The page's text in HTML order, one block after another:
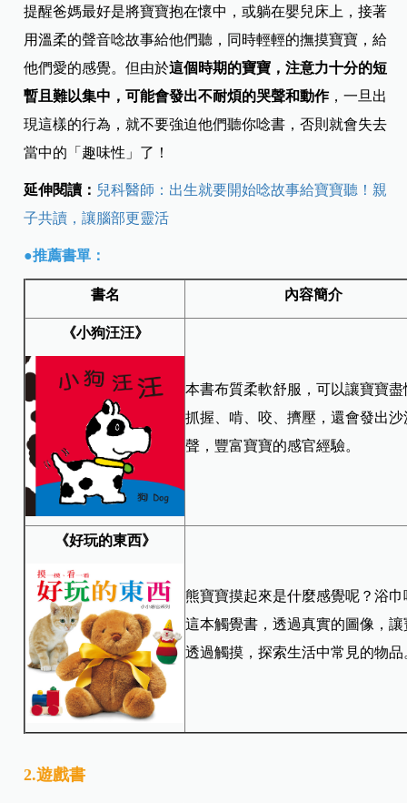
提醒爸媽最好是將寶寶抱在懷中，或躺在嬰兒床上，接著
用溫柔的聲音唸故事給他們聽，同時輕輕的撫摸寶寶，給
他們愛的感覺。但由於這個時期的寶寶，注意力十分的短
暫且難以集中，可能會發出不耐煩的哭聲和動作，一旦出
現這樣的行為，就不要強迫他們聽你唸書，否則就會失去
當中的「趣味性」了！
延伸閱讀： 兒科醫師：出生就要開始唸故事給寶寶聽！親
子共讀，讓腦部更靈活
●推薦書單：
書名 內容簡介
《小狗汪汪》
本書布質柔軟舒服，可以讓寶寶盡
抓握、啃、咬、擠壓，還會發出沙
聲，豐富寶寶的感官經驗。
《好玩的東西》
熊寶寶摸起來是什麼感覺呢？浴巾
這本觸覺書，透過真實的圖像，讓
透過觸摸，探索生活中常見的物品
2.遊戲書